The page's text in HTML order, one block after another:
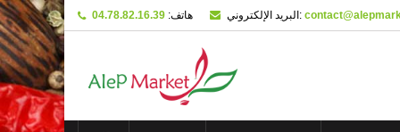
هاتف: 04.78.82.16.39 البريد الإلكتروني: